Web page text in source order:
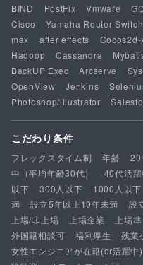
BIND
PostFix Vmware
Cisco
Yamaha Router Switch
max
after effects Cocos2d-
Hadoop
Cassandra
BackUP Exec
Arcserve
OpenView
Jenkins
Photoshop/illustrator
こだわり条件
フレックスタイム制 年齢 20
中（平均年齢30代）
40代活躍
以下
300人以下 1000人以下
満
設立5年以上10年未満 設
上場/非上場
上場企業 上場
外国籍相談可
福利厚生 残業
女性エンジニアが在籍(or活躍中)